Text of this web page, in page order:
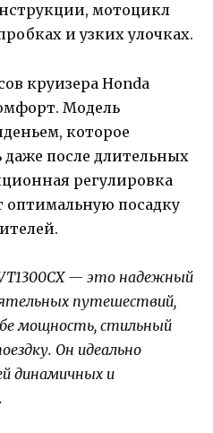
мотоцикл
и узких улочках.
круизера Honda
Модель
которое
даже после длительных
регулировка
оптимальную посадку
— это надежный
путешествий,
мощность, стильный
Он идеально
динамичных и